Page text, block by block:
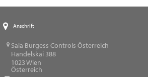
Anschrift
Saia Burgess Controls Österreich
Handelskai 388
1023Wien
Österreich